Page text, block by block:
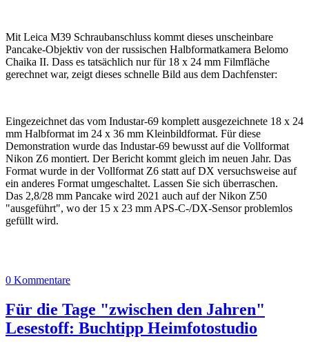
Mit Leica M39 Schraubanschluss kommt dieses unscheinbare
Pancake-Objektiv von der russischen Halbformatkamera Belomo
Chaika II. Dass es tatsächlich nur für 18 x 24 mm Filmfläche
gerechnet war, zeigt dieses schnelle Bild aus dem Dachfenster:
Eingezeichnet das vom Industar-69 komplett ausgezeichnete 18 x 24
mm Halbformat im 24 x 36 mm Kleinbildformat. Für diese
Demonstration wurde das Industar-69 bewusst auf die Vollformat
Nikon Z6 montiert. Der Bericht kommt gleich im neuen Jahr. Das
Format wurde in der Vollformat Z6 statt auf DX versuchsweise auf
ein anderes Format umgeschaltet. Lassen Sie sich überraschen.
Das 2,8/28 mm Pancake wird 2021 auch auf der Nikon Z50
"ausgeführt", wo der 15 x 23 mm APS-C-/DX-Sensor problemlos
gefüllt wird.
0 Kommentare
Für die Tage "zwischen den Jahren"
Lesestoff: Buchtipp Heimfotostudio